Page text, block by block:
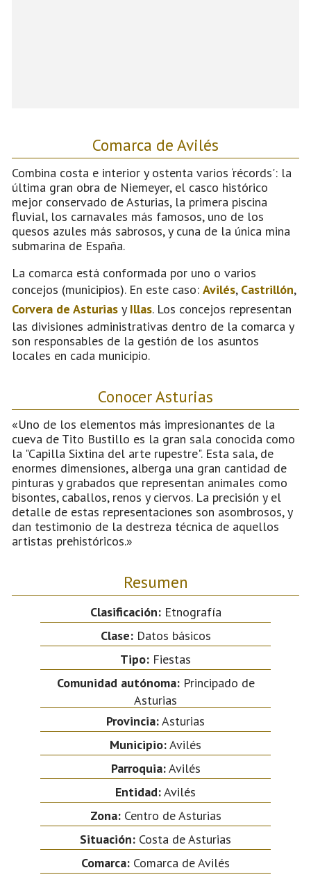
Comarca de Avilés
Combina costa e interior y ostenta varios ‘récords': la
última gran obra de Niemeyer, el casco histórico
mejor conservado de Asturias, la primera piscina
fluvial, los carnavales más famosos, uno de los
quesos azules más sabrosos, y cuna de la única mina
submarina de España.
La comarca está conformada por uno o varios
concejos (municipios). En este caso: Avilés, Castrillón,
Corvera de Asturias y Illas. Los concejos representan
las divisiones administrativas dentro de la comarca y
son responsables de la gestión de los asuntos
locales en cada municipio.
Conocer Asturias
«Uno de los elementos más impresionantes de la
cueva de Tito Bustillo es la gran sala conocida como
la "Capilla Sixtina del arte rupestre". Esta sala, de
enormes dimensiones, alberga una gran cantidad de
pinturas y grabados que representan animales como
bisontes, caballos, renos y ciervos. La precisión y el
detalle de estas representaciones son asombrosos, y
dan testimonio de la destreza técnica de aquellos
artistas prehistóricos.»
Resumen
Clasificación:Etnografía
Clase:Datos básicos
Tipo: Fiestas
Comunidad autónoma:Principado de
Asturias
Provincia:Asturias
Municipio:Avilés
Parroquia:Avilés
Entidad:Avilés
Zona:Centro de Asturias
Situación: Costa de Asturias
Comarca: Comarca de Avilés